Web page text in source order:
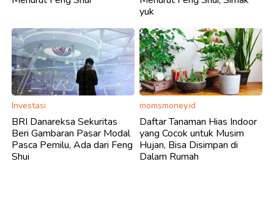
yuk
Investasi
BRI Danareksa Sekuritas
Beri Gambaran Pasar Modal
Pasca Pemilu, Ada dari Feng
Shui
momsmoney.id
Daftar Tanaman Hias Indoor
yang Cocok untuk Musim
Hujan, Bisa Disimpan di
Dalam Rumah